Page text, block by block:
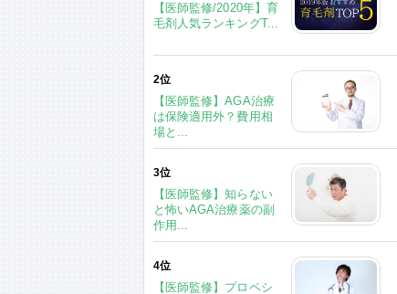
【医師監修/2020年】育
毛剤人気ランキングT...
2位
【医師監修】AGA治療
は保険適用外？費用相
場と...
3位
【医師監修】知らない
と怖いAGA治療薬の副
作用...
4位
【医師監修】プロペシ